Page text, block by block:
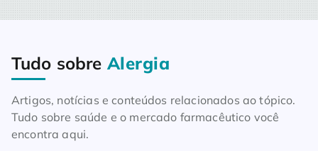
Home Blog Tudo sobre Alergia
Tudo sobre Alergia
Artigos, notícias e conteúdos relacionados ao tópico.
Tudo sobre saúde e o mercado farmacêutico você
encontra aqui.